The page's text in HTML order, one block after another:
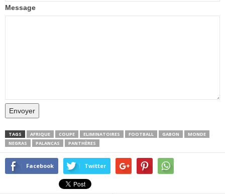
Message
Envoyer
TAGS AFRIQUE COUPE ELIMINATOIRES FOOTBALL GABON
MONDE
NEGRAS
PALANCAS PANTHÈRES
Facebook Twitter